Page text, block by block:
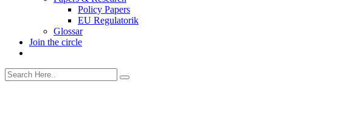
Policy Papers
EU Regulatorik
Glossar
Join the circle